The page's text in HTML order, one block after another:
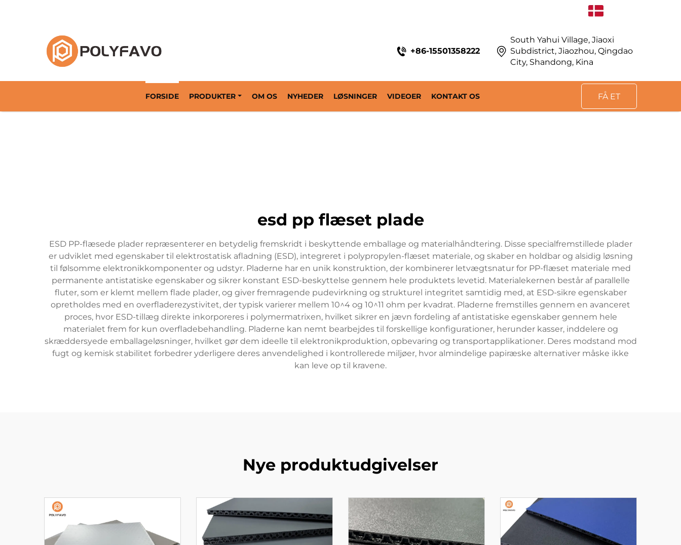
+86-15501358222
South Yahui Village, Jiaoxi
Subdistrict, Jiaozhou, Qingdao
City, Shandong, Kina
FORSIDE PRODUKTER OM OS NYHEDER LØSNINGER VIDEOER KONTAKT OS FÅ ET
esd pp flæset plade
ESD PP-flæsede plader repræsenterer en betydelig fremskridt i beskyttende emballage og materialhåndtering. Disse specialfremstillede plader
er udviklet med egenskaber til elektrostatisk afladning (ESD), integreret i polypropylen-flæset materiale, og skaber en holdbar og alsidig løsning
til følsomme elektronikkomponenter og udstyr. Pladerne har en unik konstruktion, der kombinerer letvægtsnatur for PP-flæset materiale med
permanente antistatiske egenskaber og sikrer konstant ESD-beskyttelse gennem hele produktets levetid. Materialekernen består af parallelle
fluter, som er klemt mellem flade plader, og giver fremragende pudevirkning og strukturel integritet samtidig med, at ESD-sikre egenskaber
opretholdes med en overfladerezystivitet, der typisk varierer mellem 10^4 og 10^11 ohm per kvadrat. Pladerne fremstilles gennem en avanceret
proces, hvor ESD-tillæg direkte inkorporeres i polymermatrixen, hvilket sikrer en jævn fordeling af antistatiske egenskaber gennem hele
materialet frem for kun overfladebehandling. Pladerne kan nemt bearbejdes til forskellige konfigurationer, herunder kasser, inddelere og
skræddersyede emballageløsninger, hvilket gør dem ideelle til elektronikproduktion, opbevaring og transportapplikationer. Deres modstand mod
fugt og kemisk stabilitet forbedrer yderligere deres anvendelighed i kontrollerede miljøer, hvor almindelige papiræske alternativer måske ikke
kan leve op til kravene.
Nye produktudgivelser